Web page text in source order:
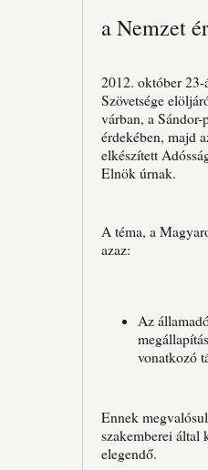
a Nemzet
2012. október
Szövetsége
várban, a Sándor-
érdekében, majd
elkészített
Elnök úrnak.
A téma, a
azaz:
Az
vonatkozó
Ennek
szakemberei által
elegendő.